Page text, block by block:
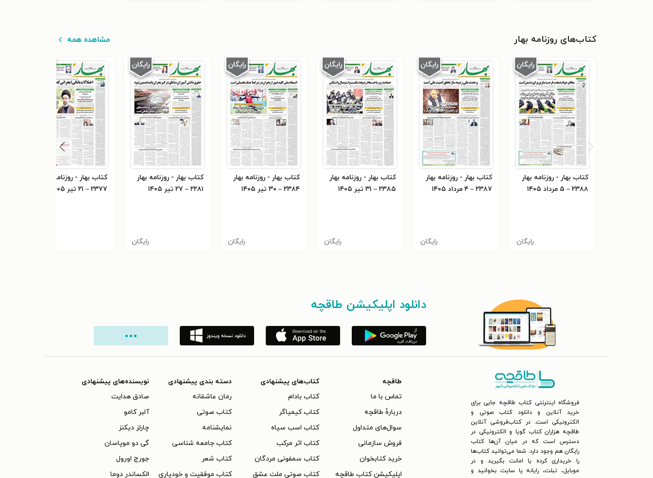
کتاب‌های روزنامه بهار مشاهده همه
کتاب بهار - روزنامه بهار
۲۳۸۸ – ۵ مرداد ۱۴۰۵
رایگان
کتاب بهار - روزنامه بهار
۲۳۸۷ – ۴ مرداد ۱۴۰۵
رایگان
کتاب بهار - روزنامه بهار
۲۳۸۵ – ۳۱ تیر ۱۴۰۵
رایگان
کتاب بهار - روزنامه بهار
۲۳۸۴ – ۳۰ تیر ۱۴۰۵
رایگان
کتاب بهار - روزنامه بهار
۲۲۸۱ – ۲۷ تیر ۱۴۰۵
رایگان
کتاب بهار - روزنامه بهار
۲۳۷۷ – ۲۱ تیر ۱۴۰۵
دانلود اپلیکیشن طاقچه
فروشگاه اینترنتی کتاب طاقچه جایی برای
خرید آنلاین و دانلود کتاب صوتی و
الکترونیکی است. در کتاب‌فروشی آنلاین
طاقچه هزاران کتاب گویا و الکترونیکی در
دسترس است که در میان آن‌ها کتاب
رایگان هم وجود دارد. شما می‌توانید کتاب‌ها
را خریداری کرده یا امانت بگیرید و در
موبایل، تبلت، رایانه یا سایت بخوانید و
طاقچه
تماس با ما
دربارهٔ طاقچه
سوال‌های متداول
فروش سازمانی
خرید کتابخوان
اپلیکیشن کتاب طاقچه
کتاب‌های پیشنهادی
کتاب بادام
کتاب کیمیاگر
کتاب اسب سیاه
کتاب اثر مرکب
کتاب سمفونی مردگان
کتاب صوتی ملت عشق
دسته بندی پیشنهادی
رمان عاشقانه
کتاب‌ صوتی
نمایشنامه
کتاب جامعه شناسی
کتاب شعر
کتاب موفقیت و خودیاری
نویسنده‌های پیشنهادی
صادق هدایت
آلبر کامو
چارلز دیکنز
گی دو موپاسان
جورج اورول
الکساندر دوما